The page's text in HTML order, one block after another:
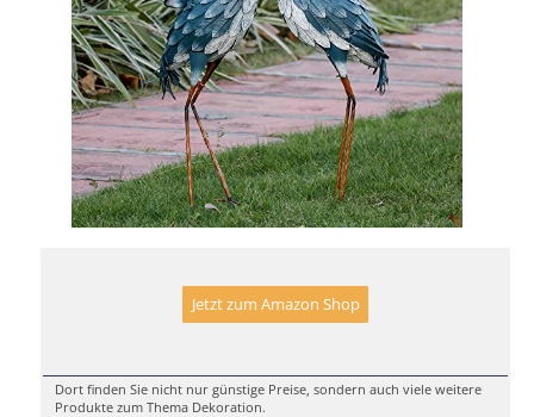
Jetzt zum Amazon Shop
Dort finden Sie nicht nur günstige Preise, sondern auch viele weitere
Produkte zum Thema Dekoration.